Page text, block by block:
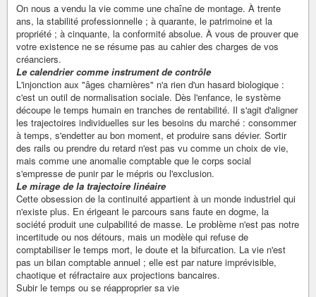
On nous a vendu la vie comme une chaîne de montage. À trente
ans, la stabilité professionnelle ; à quarante, le patrimoine et la
propriété ; à cinquante, la conformité absolue. À vous de prouver que
votre existence ne se résume pas au cahier des charges de vos
créanciers.
Le calendrier comme instrument de contrôle
L'injonction aux "âges charnières" n'a rien d'un hasard biologique :
c'est un outil de normalisation sociale. Dès l'enfance, le système
découpe le temps humain en tranches de rentabilité. Il s'agit d'aligner
les trajectoires individuelles sur les besoins du marché : consommer
à temps, s'endetter au bon moment, et produire sans dévier. Sortir
des rails ou prendre du retard n'est pas vu comme un choix de vie,
mais comme une anomalie comptable que le corps social
s'empresse de punir par le mépris ou l'exclusion.
Le mirage de la trajectoire linéaire
Cette obsession de la continuité appartient à un monde industriel qui
n'existe plus. En érigeant le parcours sans faute en dogme, la
société produit une culpabilité de masse. Le problème n'est pas notre
incertitude ou nos détours, mais un modèle qui refuse de
comptabiliser le temps mort, le doute et la bifurcation. La vie n'est
pas un bilan comptable annuel ; elle est par nature imprévisible,
chaotique et réfractaire aux projections bancaires.
Subir le temps ou se réapproprier sa vie